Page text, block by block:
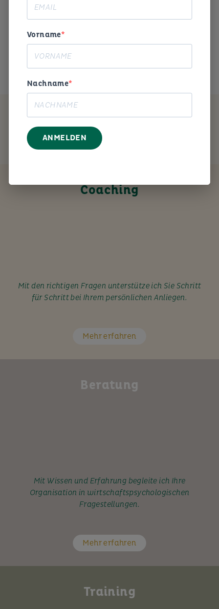
Begeisterung und Humor die
Das ist mein Anliegen.
MEIN ANGEBOT
Coaching
Mit den richtigen Fragen unterstütze ich Sie Schritt
für Schritt bei Ihrem persönlichen Anliegen.
Mehr erfahren
Beratung
Mit Wissen und Erfahrung begleite ich Ihre
Organisation in wirtschaftspsychologischen
Fragestellungen.
Mehr erfahren
Training
Vorname
Nachname
ANMELDEN